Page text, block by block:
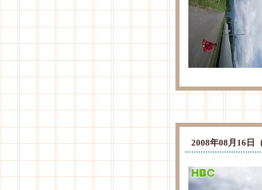
2008年08月16